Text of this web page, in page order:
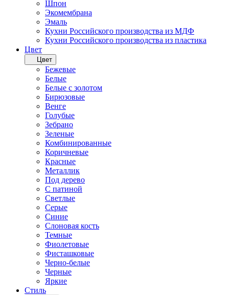
Шпон
Экомембрана
Эмаль
Кухни Российского производства из МДФ
Кухни Российского производства из пластика
Цвет
Цвет
Бежевые
Белые
Белые с золотом
Бирюзовые
Венге
Голубые
Зебрано
Зеленые
Комбинированные
Коричневые
Красные
Металлик
Под дерево
С патиной
Светлые
Серые
Синие
Слоновая кость
Темные
Фиолетовые
Фисташковые
Черно-белые
Черные
Яркие
Стиль